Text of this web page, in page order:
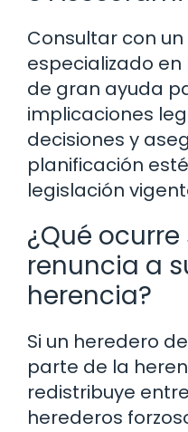
Consultar con
especializado
de gran ayuda
implicaciones
decisiones y
planificación
legislación
¿Qué
renuncia a
herencia?
Si un heredero
parte de la
redistribuye
herederos